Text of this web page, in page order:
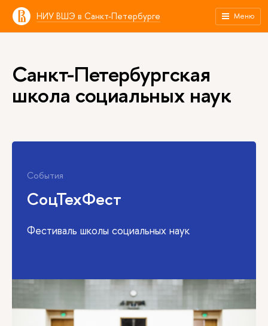
НИУ ВШЭ в Санкт-Петербурге Меню
Санкт-Петербургская
школа социальных наук
Образование
Абитуриентам
бакалавриата